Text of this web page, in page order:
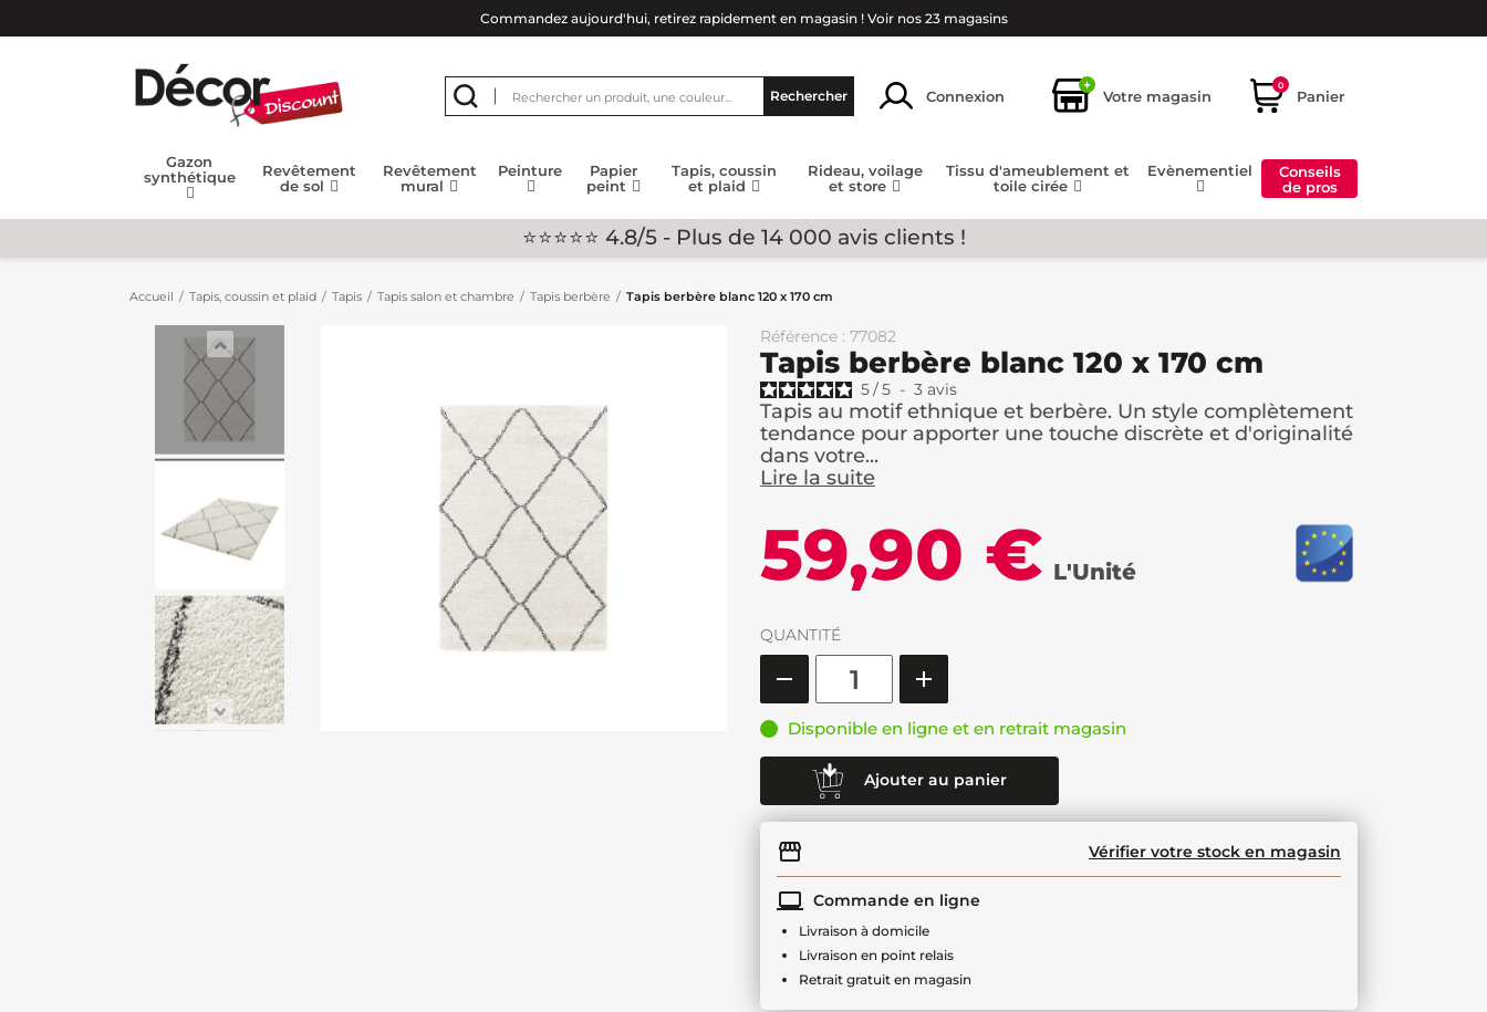
Commandez aujourd'hui, retirez rapidement en magasin ! Voir nos 23 magasins
Rechercher Connexion
+
Votre magasin
0
Panier
Gazon
synthétique
Revêtement
de sol
Revêtement
mural
Peinture
Papier
peint
Tapis, coussin
et plaid
Rideau, voilage
et store
Tissu d'ameublement et
toile cirée
Evènementiel
Conseils
de pros
⭐⭐⭐⭐⭐ 4.8/5 - Plus de 14 000 avis clients !
Accueil Tapis, coussin et plaid Tapis Tapis salon et chambre Tapis berbère Tapis berbère blanc 120 x 170 cm
Référence : 77082
Tapis berbère blanc 120 x 170 cm
5/5 - 3 avis
Tapis au motif ethnique et berbère. Un style complètement
tendance pour apporter une touche discrète et d'originalité
dans votre...
Lire la suite
59,90 € L'Unité
QUANTITÉ
Disponible en ligne et en retrait magasin
Ajouter au panier
Vérifier votre stock en magasin
Commande en ligne
Livraison à domicile
Livraison en point relais
Retrait gratuit en magasin